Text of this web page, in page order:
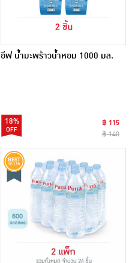
อีฟ น้ำมะพร้าวน้ำหอม 1000 มล.
18%
฿ 115
฿ 140